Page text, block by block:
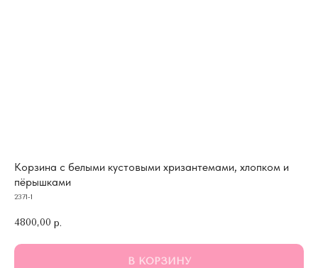
Корзина с белыми кустовыми хризантемами, хлопком и
пёрышками
2371-1
4800,00 р.
В КОРЗИНУ